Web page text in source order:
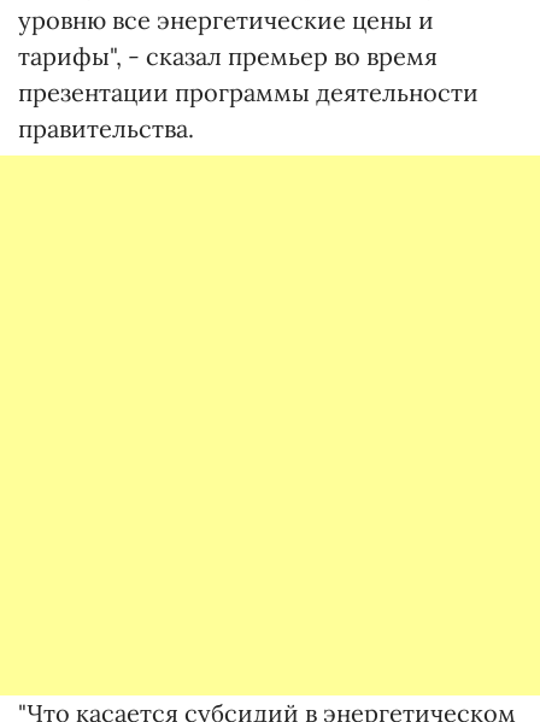
уровню все энергетические цены и
тарифы", - сказал премьер во время
презентации программы деятельности
правительства.
"Что касается субсидий в энергетическом